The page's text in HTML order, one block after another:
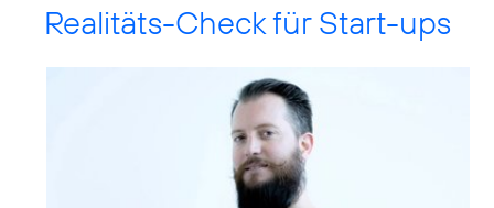
Realitäts-Check für Start-ups